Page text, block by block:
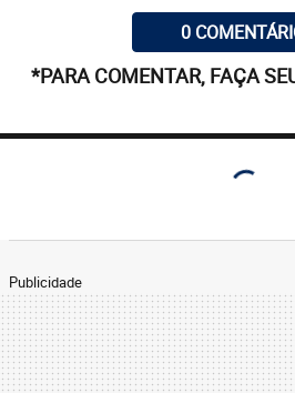
0
*PARA COMENTAR, FAÇA
Publicidade